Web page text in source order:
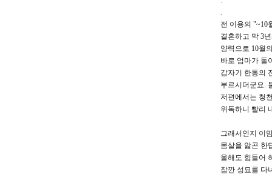
.
전 이용의 "~10
결혼하고 막 3
양력으로 10월
바로 엄마가 돌
갑자기 한통의
부르시더군요.
저편에서는 청
위독하니 빨리
그래서인지 이
몸살을 앓곤 한
올해도 힘들어
잠깐 성묘를 다